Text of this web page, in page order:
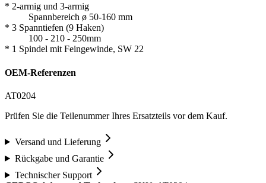
* 2-armig und 3-armig
Spannbereich ø 50-160 mm
* 3 Spanntiefen (9 Haken)
100 - 210 - 250mm
* 1 Spindel mit Feingewinde, SW 22
OEM-Referenzen
AT0204
Prüfen Sie die Teilenummer Ihres Ersatzteils vor dem Kauf.
Versand und Lieferung
Rückgabe und Garantie
Technischer Support